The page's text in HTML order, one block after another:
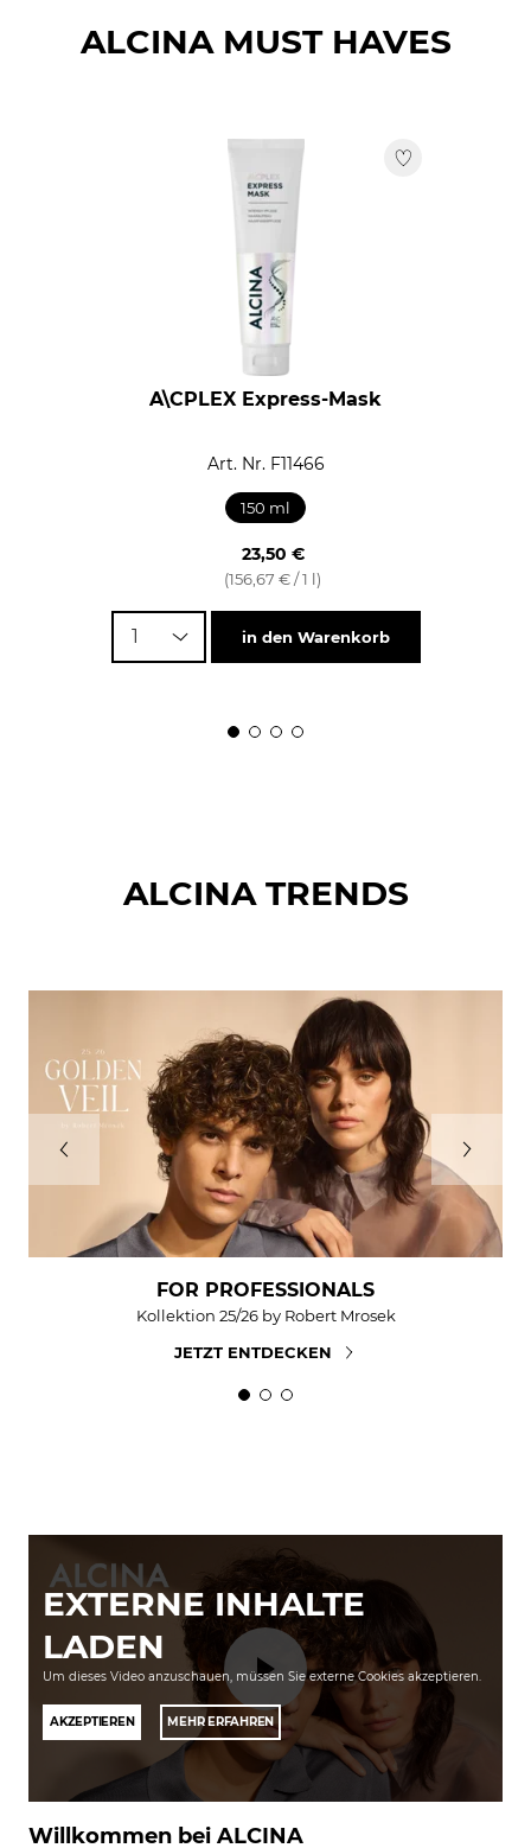
ALCINA MUST HAVES
A\CPLEX Express-Mask
Art. Nr. F11466
150 ml
23,50 €
(156,67 € / 1 l)
1 in den Warenkorb
ALCINA TRENDS
FOR PROFESSIONALS
Kollektion 25/26 by Robert Mrosek
JETZT ENTDECKEN
Willkommen bei ALCINA
EXTERNE INHALTE
LADEN
Um dieses Video anzuschauen, müssen Sie externe Cookies akzeptieren.
AKZEPTIEREN MEHR ERFAHREN